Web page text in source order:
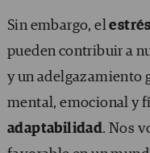
Sin embargo, elestrés
pueden contribuir a
y un adelgazamiento
mental, emocional y
adaptabilidad. Nos